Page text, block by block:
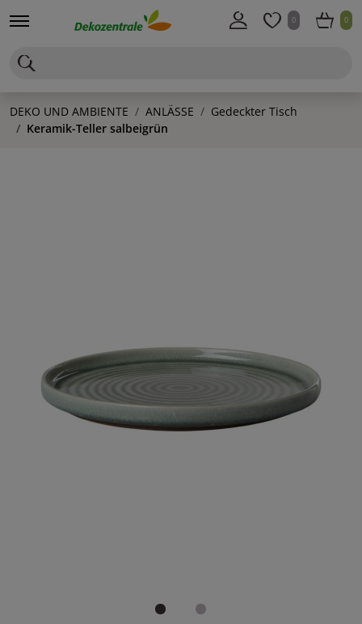
0 0
DEKO UND AMBIENTE ANLÄSSE
Gedeckter Tisch
Keramik-Teller salbeigrün